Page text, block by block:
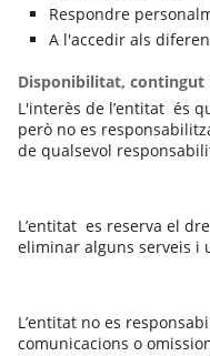
Respondre
A l'accedir als
Disponibilitat, contingut
L'interès de l’entitat és
però no es
de qualsevol
L’entitat es reserva el
eliminar alguns serveis i
L’entitat no es
comunicacions o